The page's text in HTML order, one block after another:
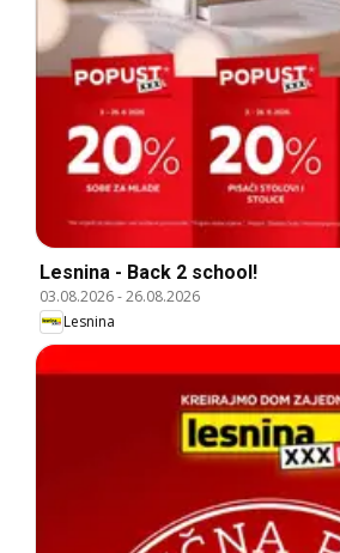
Lesnina - Back 2 school!
03.08.2026-26.08.2026
Lesnina